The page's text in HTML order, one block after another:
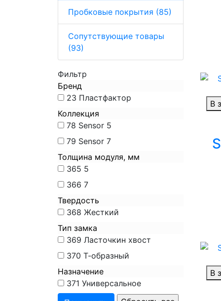
Пробковые покрытия (85)
Сопутствующие товары
(93)
Фильтр
Бренд
23 Пластфактор
Коллекция
78 Sensor 5
79 Sensor 7
Толщина модуля, мм
365 5
366 7
Твердость
368 Жесткий
Тип замка
369 Ласточкин хвост
370 Т-образный
Назначение
371 Универсальное
В
В